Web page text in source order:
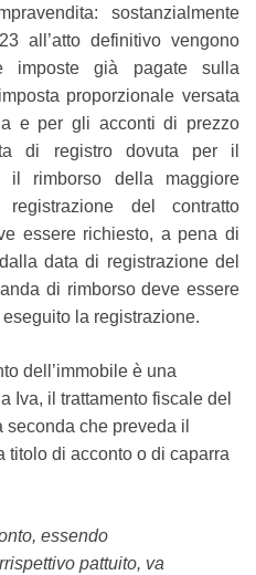
sostanzialmente
all’atto definitivo vengono
imposte già pagate sulla
proporzionale versata
e per gli acconti di prezzo
di registro dovuta per il
il rimborso della maggiore
del contratto
essere richiesto, a pena di
data di registrazione del
di rimborso deve essere
la registrazione.
dell’immobile è una
Iva, il trattamento fiscale del
che preveda il
titolo di acconto o di caparra
essendo
pattuito, va